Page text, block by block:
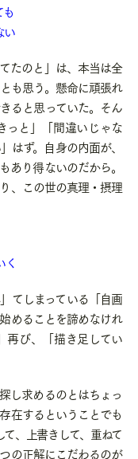
い
たのと」は、本当は全
も思う。懸命に頑張れ
ると思っていた。そん
っと」「間違いじゃな
ず。自身の内面が、
あり得ないのだから。
、この世の真理・摂理
てしまっている「自画
めることを諦めなけれ
再び、「描き足してい
し求めるのとはちょっ
在するということでも
、上書きして、重ねて
の正解にこだわるのが